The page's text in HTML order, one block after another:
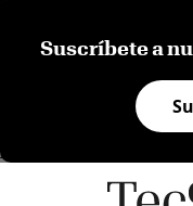
Suscríbete a